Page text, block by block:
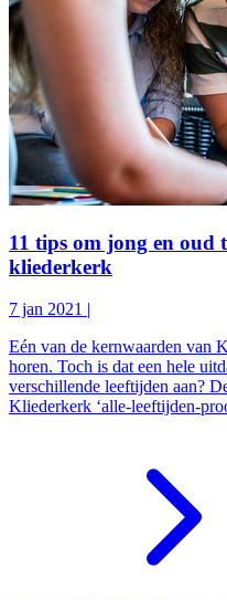
11 tips om jong en oud
kliederkerk
7 jan 2021 |
Eén van de kernwaarden van
horen. Toch is dat een hele
verschillende leeftijden aan?
Kliederkerk ‘alle-leeftijden-